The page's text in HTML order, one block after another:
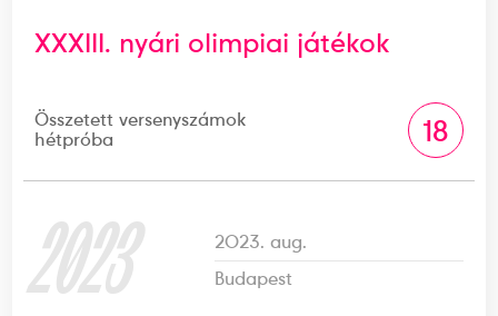
XXXIII. nyári olimpiai játékok
Összetett versenyszámok
hétpróba
18
2023
2023. aug.
Budapest